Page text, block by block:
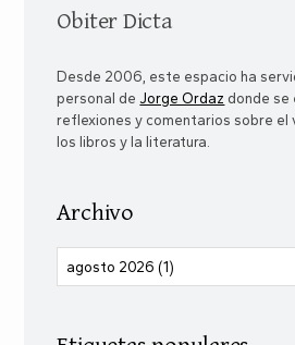
Obiter Dicta
Desde 2006, este espacio ha
personal de Jorge Ordaz donde se
reflexiones y comentarios sobre el
los libros y la literatura.
Archivo